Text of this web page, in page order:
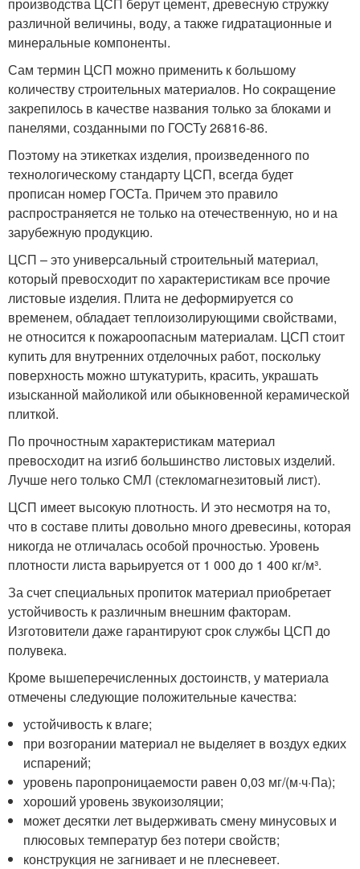
различной величины, воду, а также гидратационные и
минеральные компоненты.
Сам термин ЦСП можно применить к большому
количеству строительных материалов. Но сокращение
закрепилось в качестве названия только за блоками и
панелями, созданными по ГОСТу 26816-86.
Поэтому на этикетках изделия, произведенного по
технологическому стандарту ЦСП, всегда будет
прописан номер ГОСТа. Причем это правило
распространяется не только на отечественную, но и на
зарубежную продукцию.
ЦСП – это универсальный строительный материал,
который превосходит по характеристикам все прочие
листовые изделия. Плита не деформируется со
временем, обладает теплоизолирующими свойствами,
не относится к пожароопасным материалам. ЦСП стоит
купить для внутренних отделочных работ, поскольку
поверхность можно штукатурить, красить, украшать
изысканной майоликой или обыкновенной керамической
плиткой.
По прочностным характеристикам материал
превосходит на изгиб большинство листовых изделий.
Лучше него только СМЛ (стекломагнезитовый лист).
ЦСП имеет высокую плотность. И это несмотря на то,
что в составе плиты довольно много древесины, которая
никогда не отличалась особой прочностью. Уровень
плотности листа варьируется от 1 000 до 1 400 кг/м³.
За счет специальных пропиток материал приобретает
устойчивость к различным внешним факторам.
Изготовители даже гарантируют срок службы ЦСП до
полувека.
Кроме вышеперечисленных достоинств, у материала
отмечены следующие положительные качества:
устойчивость к влаге;
при возгорании материал не выделяет в воздух едких
испарений;
уровень паропроницаемости равен 0,03 мг/(м·ч·Па);
хороший уровень звукоизоляции;
может десятки лет выдерживать смену минусовых и
плюсовых температур без потери свойств;
конструкция не загнивает и не плесневеет.